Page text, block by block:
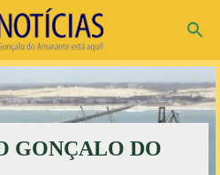
principal
GONÇALO DO